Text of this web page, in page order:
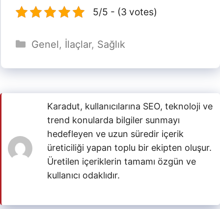
5/5 - (3 votes)
Kategoriler
Genel, İlaçlar, Sağlık
Karadut, kullanıcılarına SEO, teknoloji ve
trend konularda bilgiler sunmayı
hedefleyen ve uzun süredir içerik
üreticiliği yapan toplu bir ekipten oluşur.
Üretilen içeriklerin tamamı özgün ve
kullanıcı odaklıdır.